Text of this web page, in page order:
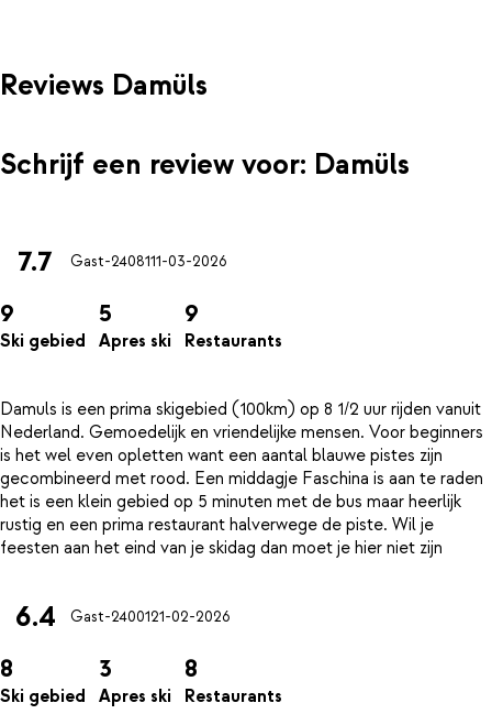
Reviews Damüls
Schrijf een review voor: Damüls
7.7 Gast-2408111-03-2026
9
Ski gebied
5
Apres ski
9
Restaurants
Damuls is een prima skigebied (100km) op 8 1/2 uur rijden vanuit
Nederland. Gemoedelijk en vriendelijke mensen. Voor beginners
is het wel even opletten want een aantal blauwe pistes zijn
gecombineerd met rood. Een middagje Faschina is aan te raden
het is een klein gebied op 5 minuten met de bus maar heerlijk
rustig en een prima restaurant halverwege de piste. Wil je
6.4 Gast-2400121-02-2026
8
Ski gebied
3
Apres ski
8
Restaurants